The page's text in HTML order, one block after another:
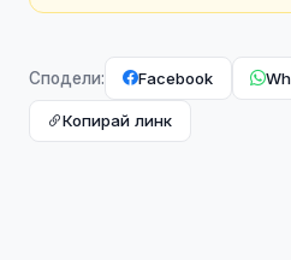
Сподели: Facebook
Копирай линк